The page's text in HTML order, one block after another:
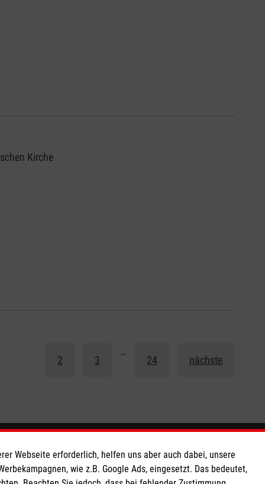
Kirche
2 3
…
24 nächste
So finden Sie uns
Webseite erforderlich, helfen uns aber auch dabei, unsere
wie z.B. Google Ads, eingesetzt. Das bedeutet,